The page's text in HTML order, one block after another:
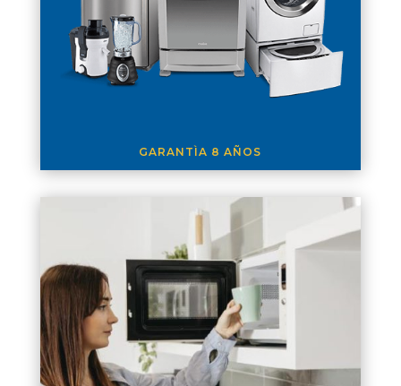
GARANTÌA 8 AÑOS